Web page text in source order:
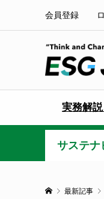
会員登録
実務解
サステナ
最新記事